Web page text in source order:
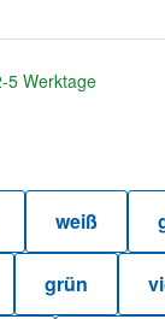
5 Werktage
weiß
grün